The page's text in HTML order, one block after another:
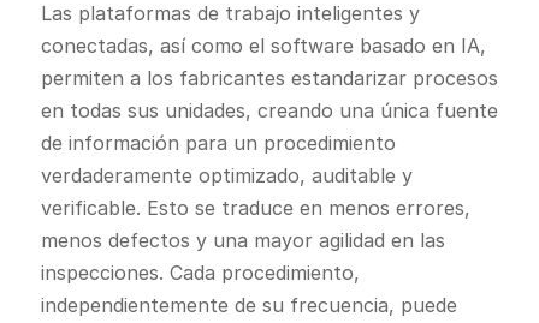
Las plataformas de trabajo inteligentes y
conectadas, así como el software basado en IA,
permiten a los fabricantes estandarizar procesos
en todas sus unidades, creando una única fuente
de información para un procedimiento
verdaderamente optimizado, auditable y
verificable. Esto se traduce en menos errores,
menos defectos y una mayor agilidad en las
inspecciones. Cada procedimiento,
independientemente de su frecuencia, puede